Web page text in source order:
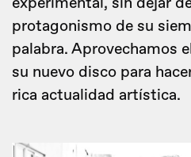
protagonismo de su
palabra. Aprovechamos
su nuevo disco para
rica actualidad artística.